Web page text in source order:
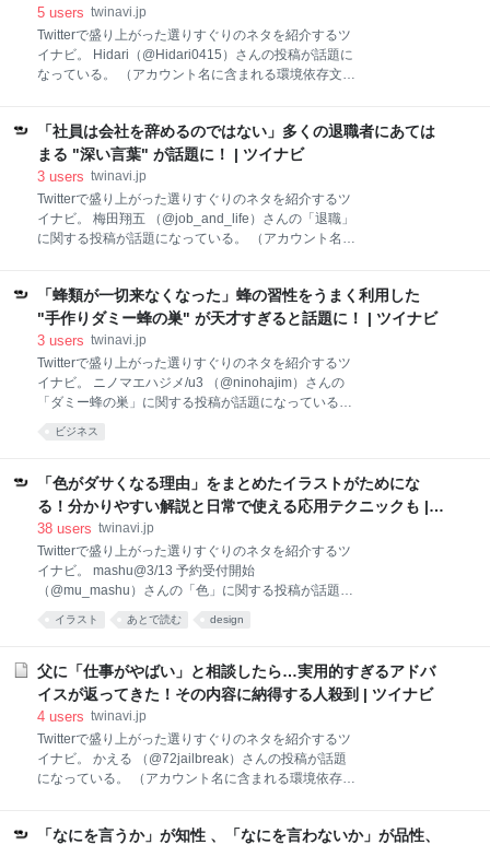
す。 — maromiso (@maromiso1) 09:00 AM - 01 Jan
1970 たしかに全然普通なことじゃないよね。 これに
は、多くの声が寄せられた。 全くその通りですね。 昔
は、金銭的理由で大学に行けない子が沢山いました。
前も就職難の時は大変な苦労をしてましたから。 普通
の人生がどれだけ有難いことか。 — ともしび
5 users twinavi.jp
Twitterで盛り上がった選りすぐりのネタを紹介するツ
イナビ。 Hidari（@Hidari0415）さんの投稿が話題に
なっている。 （アカウント名に含まれる環境依存文
てるけど、そもそも印刷するものをExcelで作るな。
「印刷するまで信じるな」じゃない。「印刷するな」
だ。 — Hidari (@Hidari0415) 09:00 AM - 01 Jan 1970
ん～～言えてるかも。 Excelは印刷しても「ん？なん
でこうなった？」ってなる。（笑） とは言っても、
Excelを使わざるを得ない状況の人もいるよね……。
いね！！
「社員は会社を辞めるのではない」多くの退職者にあては
まる "深い言葉" が話題に！ | ツイナビ
3 users twinavi.jp
Twitterで盛り上がった選りすぐりのネタを紹介するツ
イナビ。 梅田翔五 （@job_and_life）さんの「退職」
に関する投稿が話題になっている。 （アカウント名に
もとを離れるのだ。』 この言葉はくらったなぁ。 ずっ
と覚えておきたい。 — 梅田翔五 (@job_and_life)
09:00 AM - 01 Jan 1970 たしかに言えてる……。 人間
関係は大事だからね。 普通の下級社員にとって、会社
=上司ですね。 — Ikkimura (@ikkimura) April 11, 2021
ん、深い… — 会長 (@reiwa_kaichoo) April 10, 2021
ます — 橘 怜(タチバナ レイ) (@REITATIba_
「蜂類が一切来なくなった」蜂の習性をうまく利用した
"手作りダミー蜂の巣" が天才すぎると話題に！ | ツイナビ
3 users twinavi.jp
Twitterで盛り上がった選りすぐりのネタを紹介するツ
イナビ。 ニノマエハジメ/u3 （@ninohajim）さんの
「ダミー蜂の巣」に関する投稿が話題になっている。
映されない場合もあります） まじ効果あるな 蜂類一切
pic.twitter.com/ZcAHSgeJAb — ニノマエハジメ/u3
(@ninohajim) April 6, 2021 なんかスズメバチが『あ、
先住おるわ』と誤認してこなくなると聞いてやってみ
した！ — ニノマエハジメ/u3 (@ninohajim) April 6,
2021 えぇ～！！ これで蜂が来なくなるの！？ 素晴ら
しいアイデアですね。? — Old lens Club
(@Studio_Manjiro) A
ビジネス
「色がダサくなる理由」をまとめたイラストがためにな
る！分かりやすい解説と日常で使える応用テクニックも |
ツイナビ
38 users twinavi.jp
Twitterで盛り上がった選りすぐりのネタを紹介するツ
イナビ。 mashu@3/13 予約受付開始
（@mu_mashu）さんの「色」に関する投稿が話題に
なっている。 （アカウント名に含まれる環境依存文
字・絵文字は反映されない場合もあります） 「 色がダ
mashu (@mu_mashu) March 7, 2021 さらに応用編
pic.twitter.com/pirKULviMQ — mashu (@mu_mashu)
March 7, 2021 なるほど～！ これはとても勉強になる
(@SORASORAgcdv) March 7, 2021
イラスト あとで読む design
父に「仕事がやばい」と相談したら…実用的すぎるアドバ
イスが返ってきた！その内容に納得する人殺到 | ツイナビ
4 users twinavi.jp
Twitterで盛り上がった選りすぐりのネタを紹介するツ
イナビ。 かえる （@72jailbreak）さんの投稿が話題
になっている。 （アカウント名に含まれる環境依存文
完了した仕事をすぐに上司に投げ返さずしばらくホー
「なにを言うか」が知性 、「なにを言わないか」が品性、